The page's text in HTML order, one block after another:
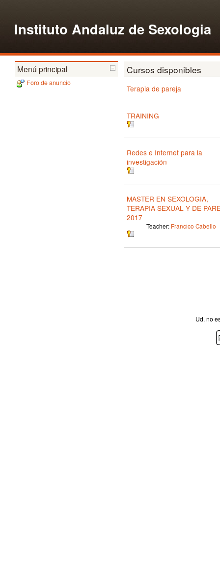
Instituto Andaluz de Sexologia
Menú principal
Foro de anuncio
Cursos disponibles
Terapia de pareja
TRAINING
Redes e Internet para la
investigación
MASTER EN SEXOLOGIA,
TERAPIA SEXUAL Y DE
2017
Teacher: Francico Cabello
Ud. no